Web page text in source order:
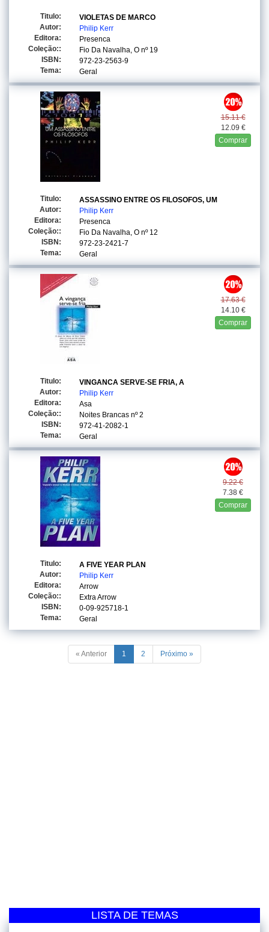
Titulo:
VIOLETAS DE MARCO
Autor:
Philip Kerr
Editora:
Presenca
Coleção::
Fio Da Navalha, O nº 19
ISBN:
972-23-2563-9
Tema:
Geral
15.11 €
12.09 €
Comprar
Titulo:
ASSASSINO ENTRE OS FILOSOFOS, UM
Autor:
Philip Kerr
Editora:
Presenca
Coleção::
Fio Da Navalha, O nº 12
ISBN:
972-23-2421-7
Tema:
Geral
17.63 €
14.10 €
Comprar
Titulo:
VINGANCA SERVE-SE FRIA, A
Autor:
Philip Kerr
Editora:
Asa
Coleção::
Noites Brancas nº 2
ISBN:
972-41-2082-1
Tema:
Geral
9.22 €
7.38 €
Comprar
Titulo:
A FIVE YEAR PLAN
Autor:
Philip Kerr
Editora:
Arrow
Coleção::
Extra Arrow
ISBN:
0-09-925718-1
Tema:
Geral
« Anterior 1 2 Próximo »
LISTA DE TEMAS